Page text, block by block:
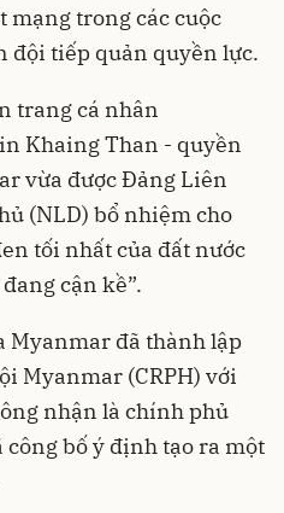
mạng trong các cuộc
đội tiếp quản quyền lực.
trang cá nhân
Khaing Than - quyền
vừa được Đảng Liên
(NLD) bổ nhiệm cho
tối nhất của đất nước
cận kề”.
Myanmar đã thành lập
Myanmar (CRPH) với
nhận là chính phủ
bố ý định tạo ra một